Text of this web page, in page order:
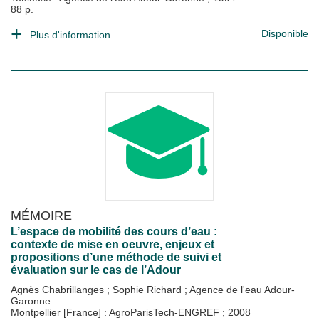
88 p.
Plus d'information... Disponible
MÉMOIRE
L’espace de mobilité des cours d’eau :
contexte de mise en oeuvre, enjeux et
propositions d’une méthode de suivi et
évaluation sur le cas de l’Adour
Agnès Chabrillanges ; Sophie Richard ; Agence de l'eau Adour-
Garonne
Montpellier [France] : AgroParisTech-ENGREF ; 2008